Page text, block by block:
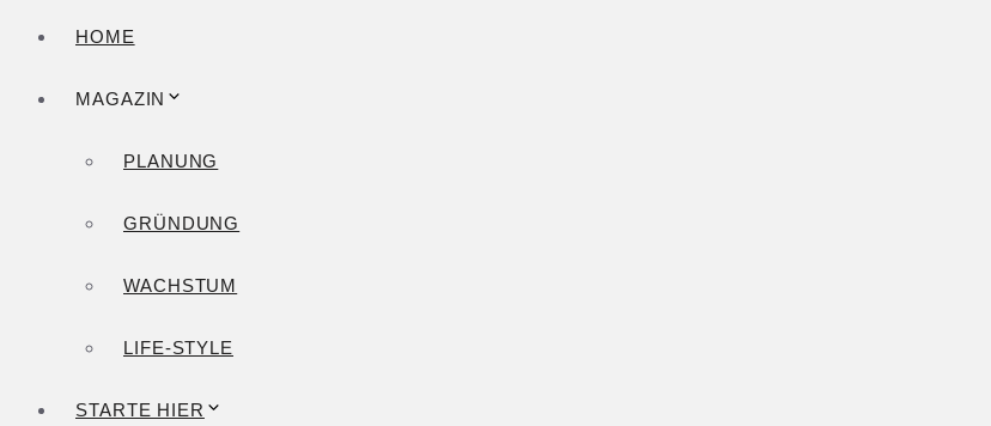
HOME
MAGAZIN
PLANUNG
GRÜNDUNG
WACHSTUM
LIFE-STYLE
STARTE HIER